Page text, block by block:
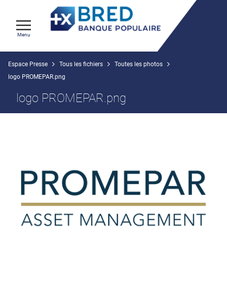
Menu
Espace Presse Tous les fichiers
Toutes les photos
logo PROMEPAR.png
logo PROMEPAR.png